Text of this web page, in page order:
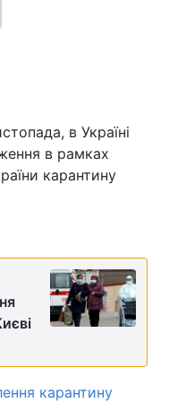
в Україні
в рамках
карантину
карантину